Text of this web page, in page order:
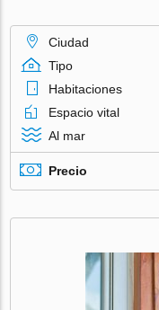
Ciudad
Tipo
Habitaciones
Espacio vital
Al mar
Precio